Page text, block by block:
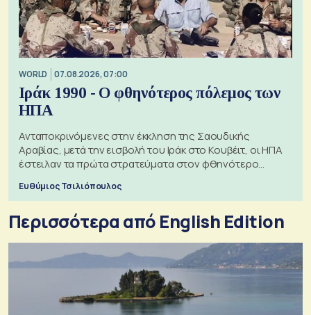
WORLD 07.08.2026, 07:00
Ιράκ 1990 - Ο φθηνότερος πόλεμος των
ΗΠΑ
Ανταποκρινόμενες στην έκκληση της Σαουδικής
Αραβίας, μετά την εισβολή του Ιράκ στο Κουβέιτ, οι ΗΠΑ
έστειλαν τα πρώτα στρατεύματα στον φθηνότερο
Ευθύμιος Τσιλιόπουλος
Περισσότερα από English Edition